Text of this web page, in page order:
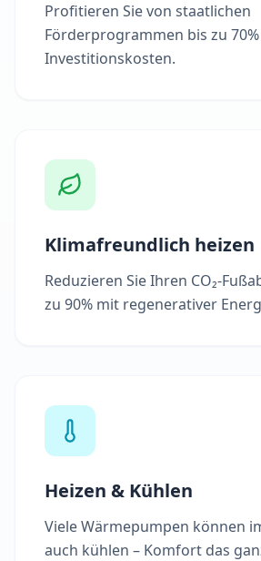
Profitieren Sie von staatlichen
Förderprogrammen bis zu
Investitionskosten.
Klimafreundlich heizen
Reduzieren Sie Ihren CO₂-
zu 90% mit regenerativer
Heizen & Kühlen
Viele Wärmepumpen können
auch kühlen – Komfort das